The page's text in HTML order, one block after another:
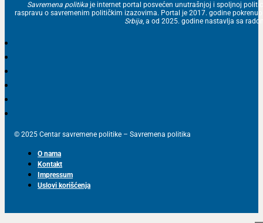
Savremena politika je internet portal posvećen unutrašnjoj i spoljnoj
raspravu o savremenim političkim izazovima. Portal je 2017. godine
Srbija, a od 2025. godine nastavlja sa
© 2025 Centar savremene politike – Savremena politika
O nama
Kontakt
Impressum
Uslovi korišćenja